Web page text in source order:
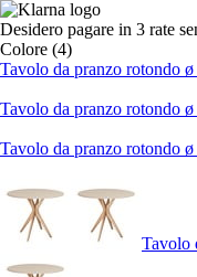
Desidero pagare in 3 rate
Colore (4)
Tavolo da pranzo rotondo
Tavolo da pranzo rotondo
Tavolo da pranzo rotondo
Tavolo